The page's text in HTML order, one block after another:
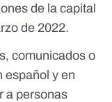
de la capital
de 2022.
comunicados o
español y en
a personas